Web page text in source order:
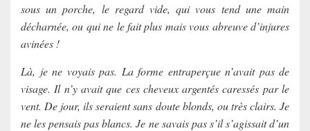
sous un porche, le regard vide, qui vous tend une main
décharnée, ou qui ne le fait plus mais vous abreuve d’injures
avinées !
Là, je ne voyais pas. La forme entraperçue n’avait pas de
visage. Il n’y avait que ces cheveux argentés caressés par le
vent. De jour, ils seraient sans doute blonds, ou très clairs. Je
ne les pensais pas blancs. Je ne savais pas s’il s’agissait d’un